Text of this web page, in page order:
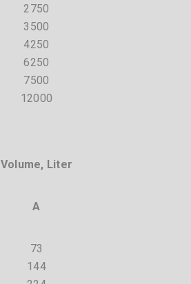
2750
3500
4250
6250
7500
12000
Volume, Liter
A
73
144